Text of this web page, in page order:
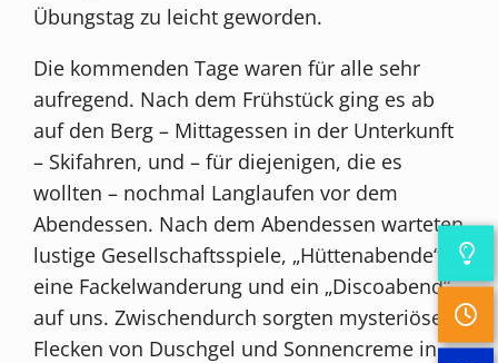
Übungstag zu leicht geworden.
Die kommenden Tage waren für alle sehr
aufregend. Nach dem Frühstück ging es ab
auf den Berg – Mittagessen in der Unterkunft
– Skifahren, und – für diejenigen, die es
wollten – nochmal Langlaufen vor dem
Abendessen. Nach dem Abendessen warteten
lustige Gesellschaftsspiele, „Hüttenabende“,
eine Fackelwanderung und ein „Discoabend“
auf uns. Zwischendurch sorgten mysteriöse
Flecken von Duschgel und Sonnencreme in